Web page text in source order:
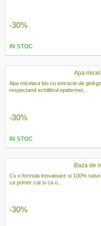
-30%
IN STOC
Apa
Apa micelara bio cu extracte de
respectand echilibrul epidermei,...
-30%
IN STOC
Baza de
Cu o formula inovatoare si 100%
ca primer cat si ca o...
-30%